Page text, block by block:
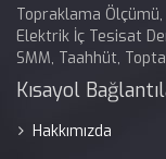
Topraklama
Elektrik İç Tesisat
SMM, Taahhüt,
Kısayol
Hakkımızda